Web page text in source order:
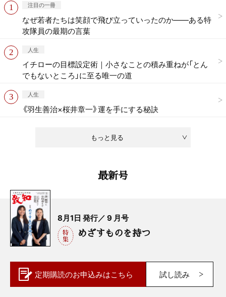
もっと見る
注目の一冊
なぜ若者たちは笑顔で飛び立っていったのか——ある特
攻隊員の最期の言葉
人生
イチローの目標設定術｜小さなことの積み重ねが「とん
でもないところ」に至る唯一の道
人生
《羽生善治×桜井章一》運を手にする秘訣
最新号
8月1日 発行／ 9 月号
めざすものを持つ
定期購読のお申込みはこちら 試し読み